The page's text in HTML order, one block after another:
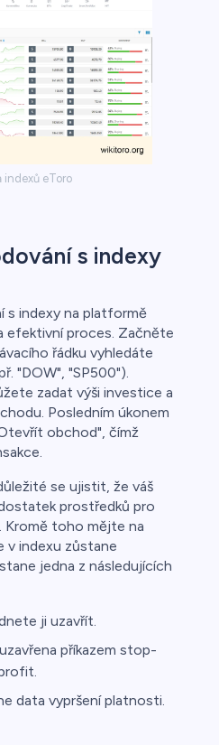
indexů eToro
s indexy
s indexy na platformě
efektivní proces. Začněte
řádku vyhledáte
"DOW", "SP500").
zadat výši investice a
Posledním úkonem
obchod", čímž
se ujistit, že váš
prostředků pro
Kromě toho mějte na
v indexu zůstane
jedna z následujících
ji uzavřít.
příkazem stop-
data vypršení platnosti.